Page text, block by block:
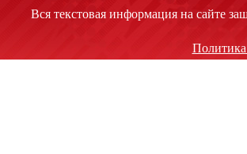
Вся текстовая информация на сайте